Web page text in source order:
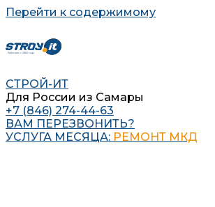
Перейти к содержимому
СТРОЙ-ИТ
Для России из Самары
+7 (846) 274-44-63
ВАМ ПЕРЕЗВОНИТЬ?
УСЛУГА МЕСЯЦА: РЕМОНТ МКД